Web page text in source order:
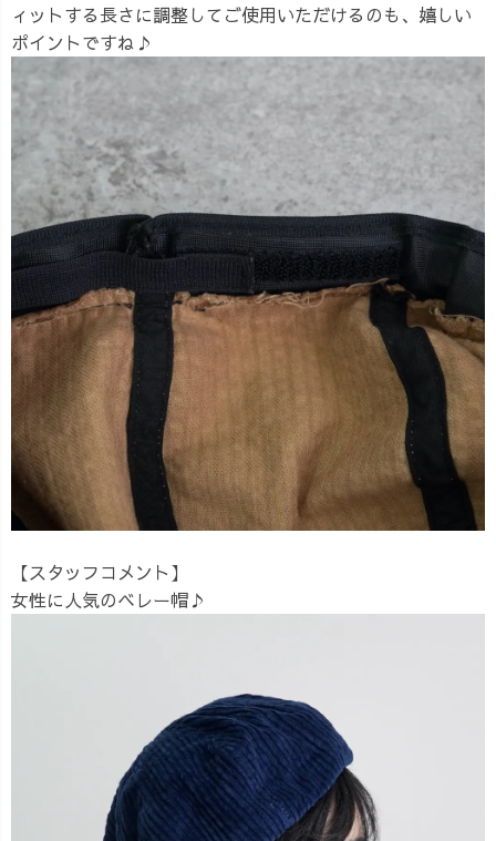
ィットする長さに調整してご使用いただけるのも、嬉しい
ポイントですね♪
【スタッフコメント】
女性に人気のベレー帽♪